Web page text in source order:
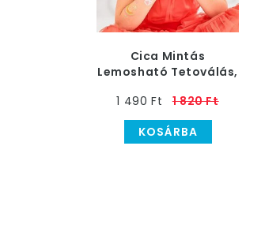
Cica Mintás
Lemosható Tetoválás,
1 490 Ft
1 820 Ft
KOSÁRBA